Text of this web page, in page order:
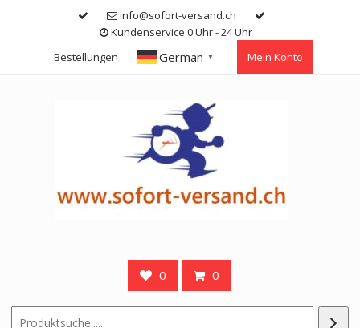
info@sofort-versand.ch
Kundenservice 0 Uhr - 24 Uhr
Bestellungen
German ▼ Mein Konto
0 0